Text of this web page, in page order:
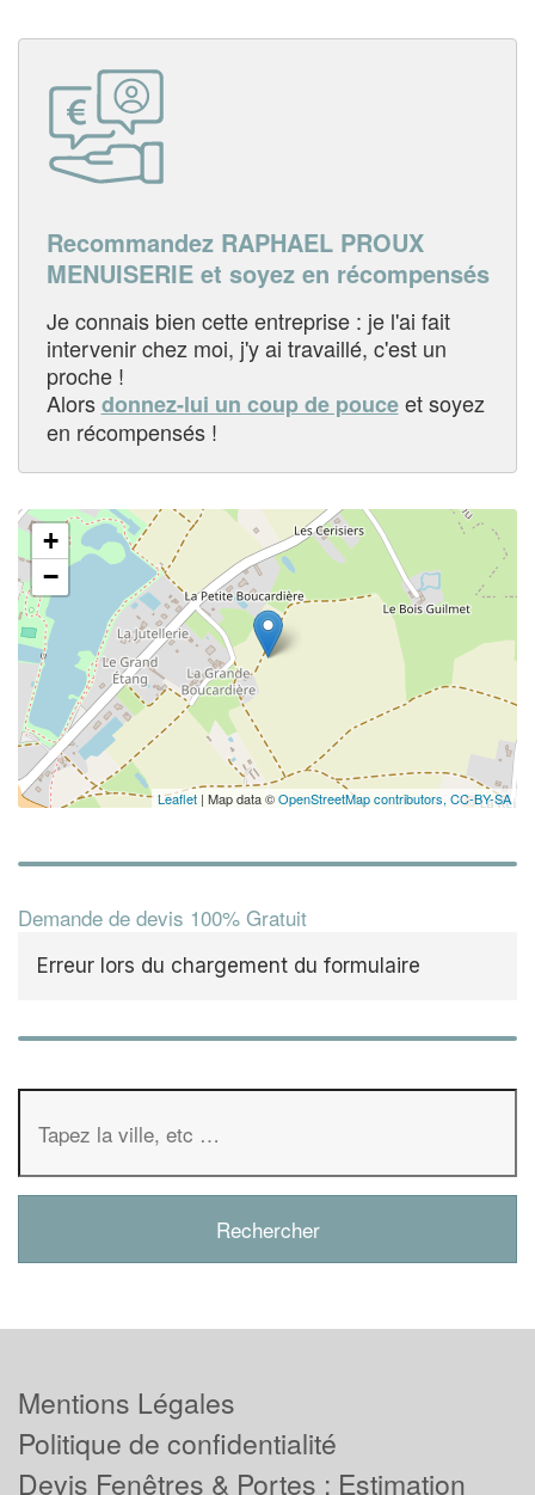
Recommandez RAPHAEL PROUX
MENUISERIE et soyez en récompensés
Je connais bien cette entreprise : je l'ai fait
intervenir chez moi, j'y ai travaillé, c'est un
proche !
Alorsdonnez-lui un coup de pouceet soyez
en récompensés !
+
−
Leaflet | Map data ©OpenStreetMap contributors, CC-BY-SA
Demande de devis 100% Gratuit
Erreur lors du chargement du formulaire
Mentions Légales
Politique de confidentialité
Devis Fenêtres & Portes : Estimation